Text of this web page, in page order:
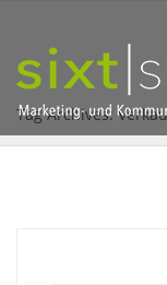
Tag Archives: